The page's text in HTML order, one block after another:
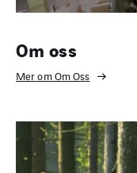
Om oss
Mer om Om Oss